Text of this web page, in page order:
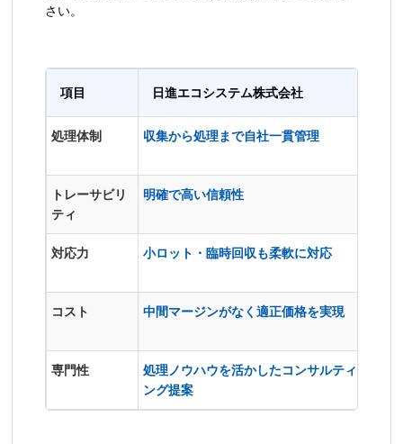
さい。
項目 日進エコシステム株式会社
処理体制 収集から処理まで自社一貫管理
トレーサビリ
ティ
明確で高い信頼性
対応力 小ロット・臨時回収も柔軟に対応
コスト 中間マージンがなく適正価格を実現
専門性
処理ノウハウを活かしたコンサルティ
ング提案